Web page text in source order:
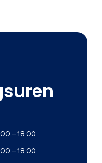
– 18:00
– 18:00